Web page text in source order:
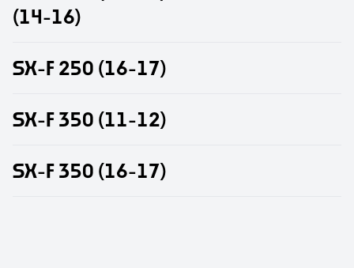
(14-16)
SX-F 250 (16-17)
SX-F 350 (11-12)
SX-F 350 (16-17)